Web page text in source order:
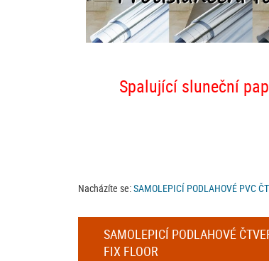
Spalující sluneční
Nacházíte se:SAMOLEPICÍ PODLAHOVÉ PVC
SAMOLEPICÍ PODLAHOVÉ
FIX FLOOR